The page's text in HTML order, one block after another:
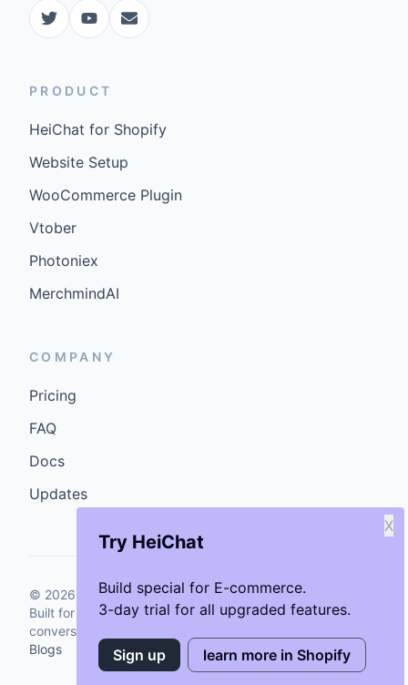
Try HeiChat
Build special for E-commerce.
3-day trial for all upgraded features.
X
Sign up learn more in Shopify
PRODUCT
HeiChat for Shopify
Website Setup
WooCommerce Plugin
Vtober
Photoniex
MerchmindAI
COMPANY
Pricing
FAQ
Docs
Updates
© 2026 GenCybers Inc. All rights reserved.
Built for storefronts that want faster answers and cleaner
conversions.
Blogs